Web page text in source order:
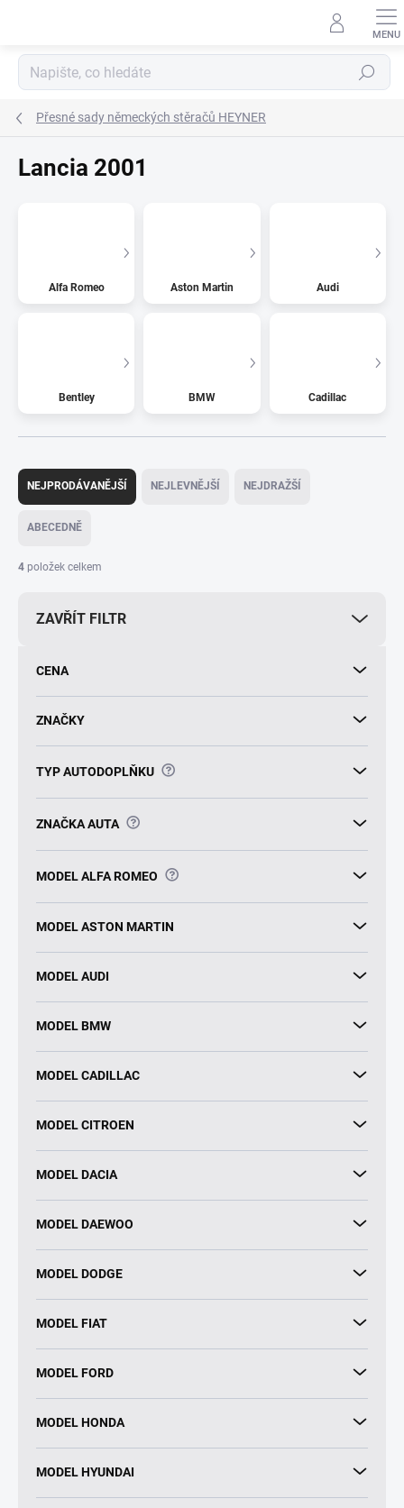
Hledat
Přesné sady německých stěračů HEYNER
Lancia 2001
Alfa Romeo Aston Martin Audi
Bentley BMW Cadillac
Ř
z
í
NEJPRODÁVANĚJŠÍ NEJLEVNĚJŠÍ NEJDRAŽŠÍ
ABECEDNĚ
4 položek celkem
ZAVŘÍT FILTR
CENA
ZNAČKY
TYP AUTODOPLŇKU ?
ZNAČKA AUTA ?
MODEL ALFA ROMEO ?
MODEL ASTON MARTIN
MODEL AUDI
MODEL BMW
MODEL CADILLAC
MODEL CITROEN
MODEL DACIA
MODEL DAEWOO
MODEL DODGE
MODEL FIAT
MODEL FORD
MODEL HONDA
MODEL HYUNDAI